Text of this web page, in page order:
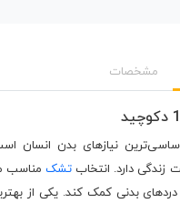
مشخصات
نیازهای بدن انسان
زندگی دارد. انتخابتشک مناسب
بدنی کمک کند. یکی از بهترین